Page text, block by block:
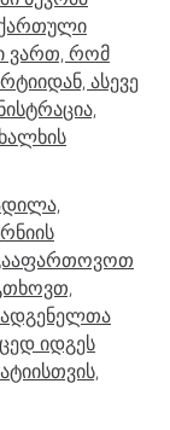
ვართ, რომ
ასევე
იდგეს